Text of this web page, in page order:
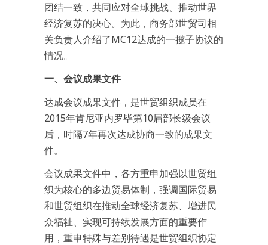
团结一致，共同应对全球挑战、推动世界
经济复苏的决心。为此，商务部世贸司相
关负责人介绍了MC12达成的一揽子协议的
情况。
一、会议成果文件
达成会议成果文件，是世贸组织成员在
2015年肯尼亚内罗毕第10届部长级会议
后，时隔7年再次达成协商一致的成果文
件。
会议成果文件中，各方重申加强以世贸组
织为核心的多边贸易体制，强调国际贸易
和世贸组织在推动全球经济复苏、增进民
众福祉、实现可持续发展方面的重要作
用，重申特殊与差别待遇是世贸组织协定